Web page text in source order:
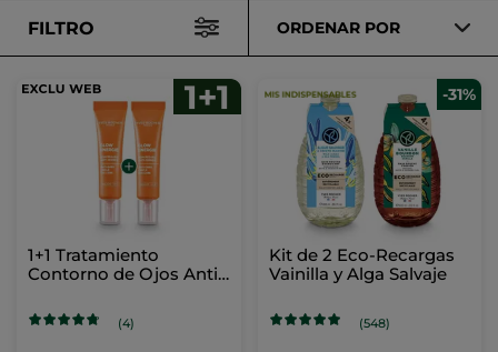
FILTRO ORDENAR POR
1+1 Tratamiento
Contorno de Ojos Anti-
(4)
-31%
Kit de 2 Eco-Recargas
Vainilla y Alga Salvaje
(548)